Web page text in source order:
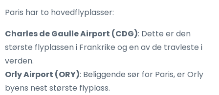
Paris har to hovedflyplasser:
Charles de Gaulle Airport (CDG): Dette er den
største flyplassen i Frankrike og en av de travleste i
verden.
Orly Airport (ORY): Beliggende sør for Paris, er Orly
byens nest største flyplass.